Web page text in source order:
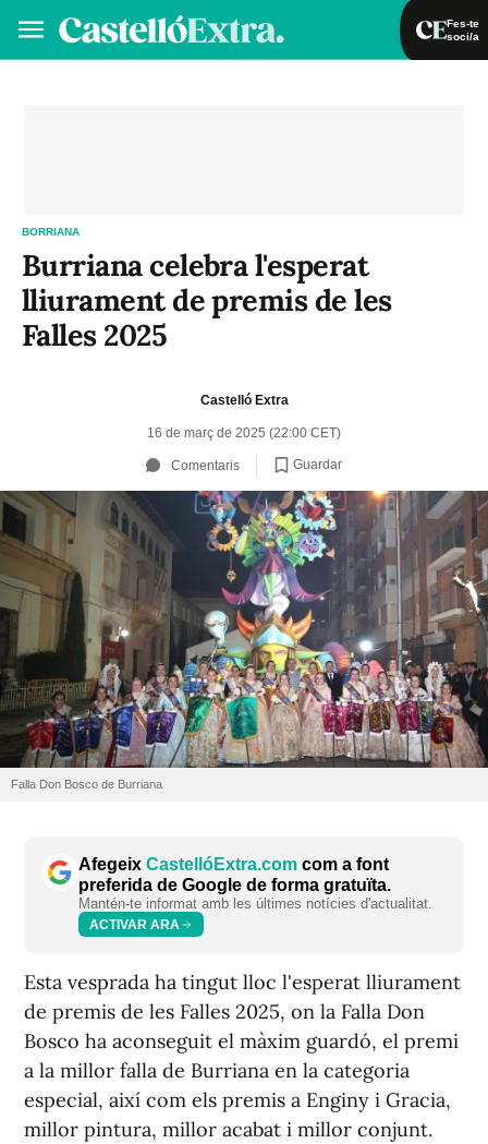
Fes-te
soci/a
BORRIANA
Burriana celebra l'esperat
lliurament de premis de les
Falles 2025
Castelló Extra
16 de març de 2025 (22:00 CET)
Comentaris Guardar
Falla Don Bosco de Burriana
Afegeix CastellóExtra.com com a font
preferida de Google de forma gratuïta.
Mantén-te informat amb les últimes notícies d'actualitat.
ACTIVAR ARA
Esta vesprada ha tingut lloc l'esperat lliurament
de premis de les Falles 2025, on la Falla Don
Bosco ha aconseguit el màxim guardó, el premi
a la millor falla de Burriana en la categoria
especial, així com els premis a Enginy i Gracia,
millor pintura, millor acabat i millor conjunt.